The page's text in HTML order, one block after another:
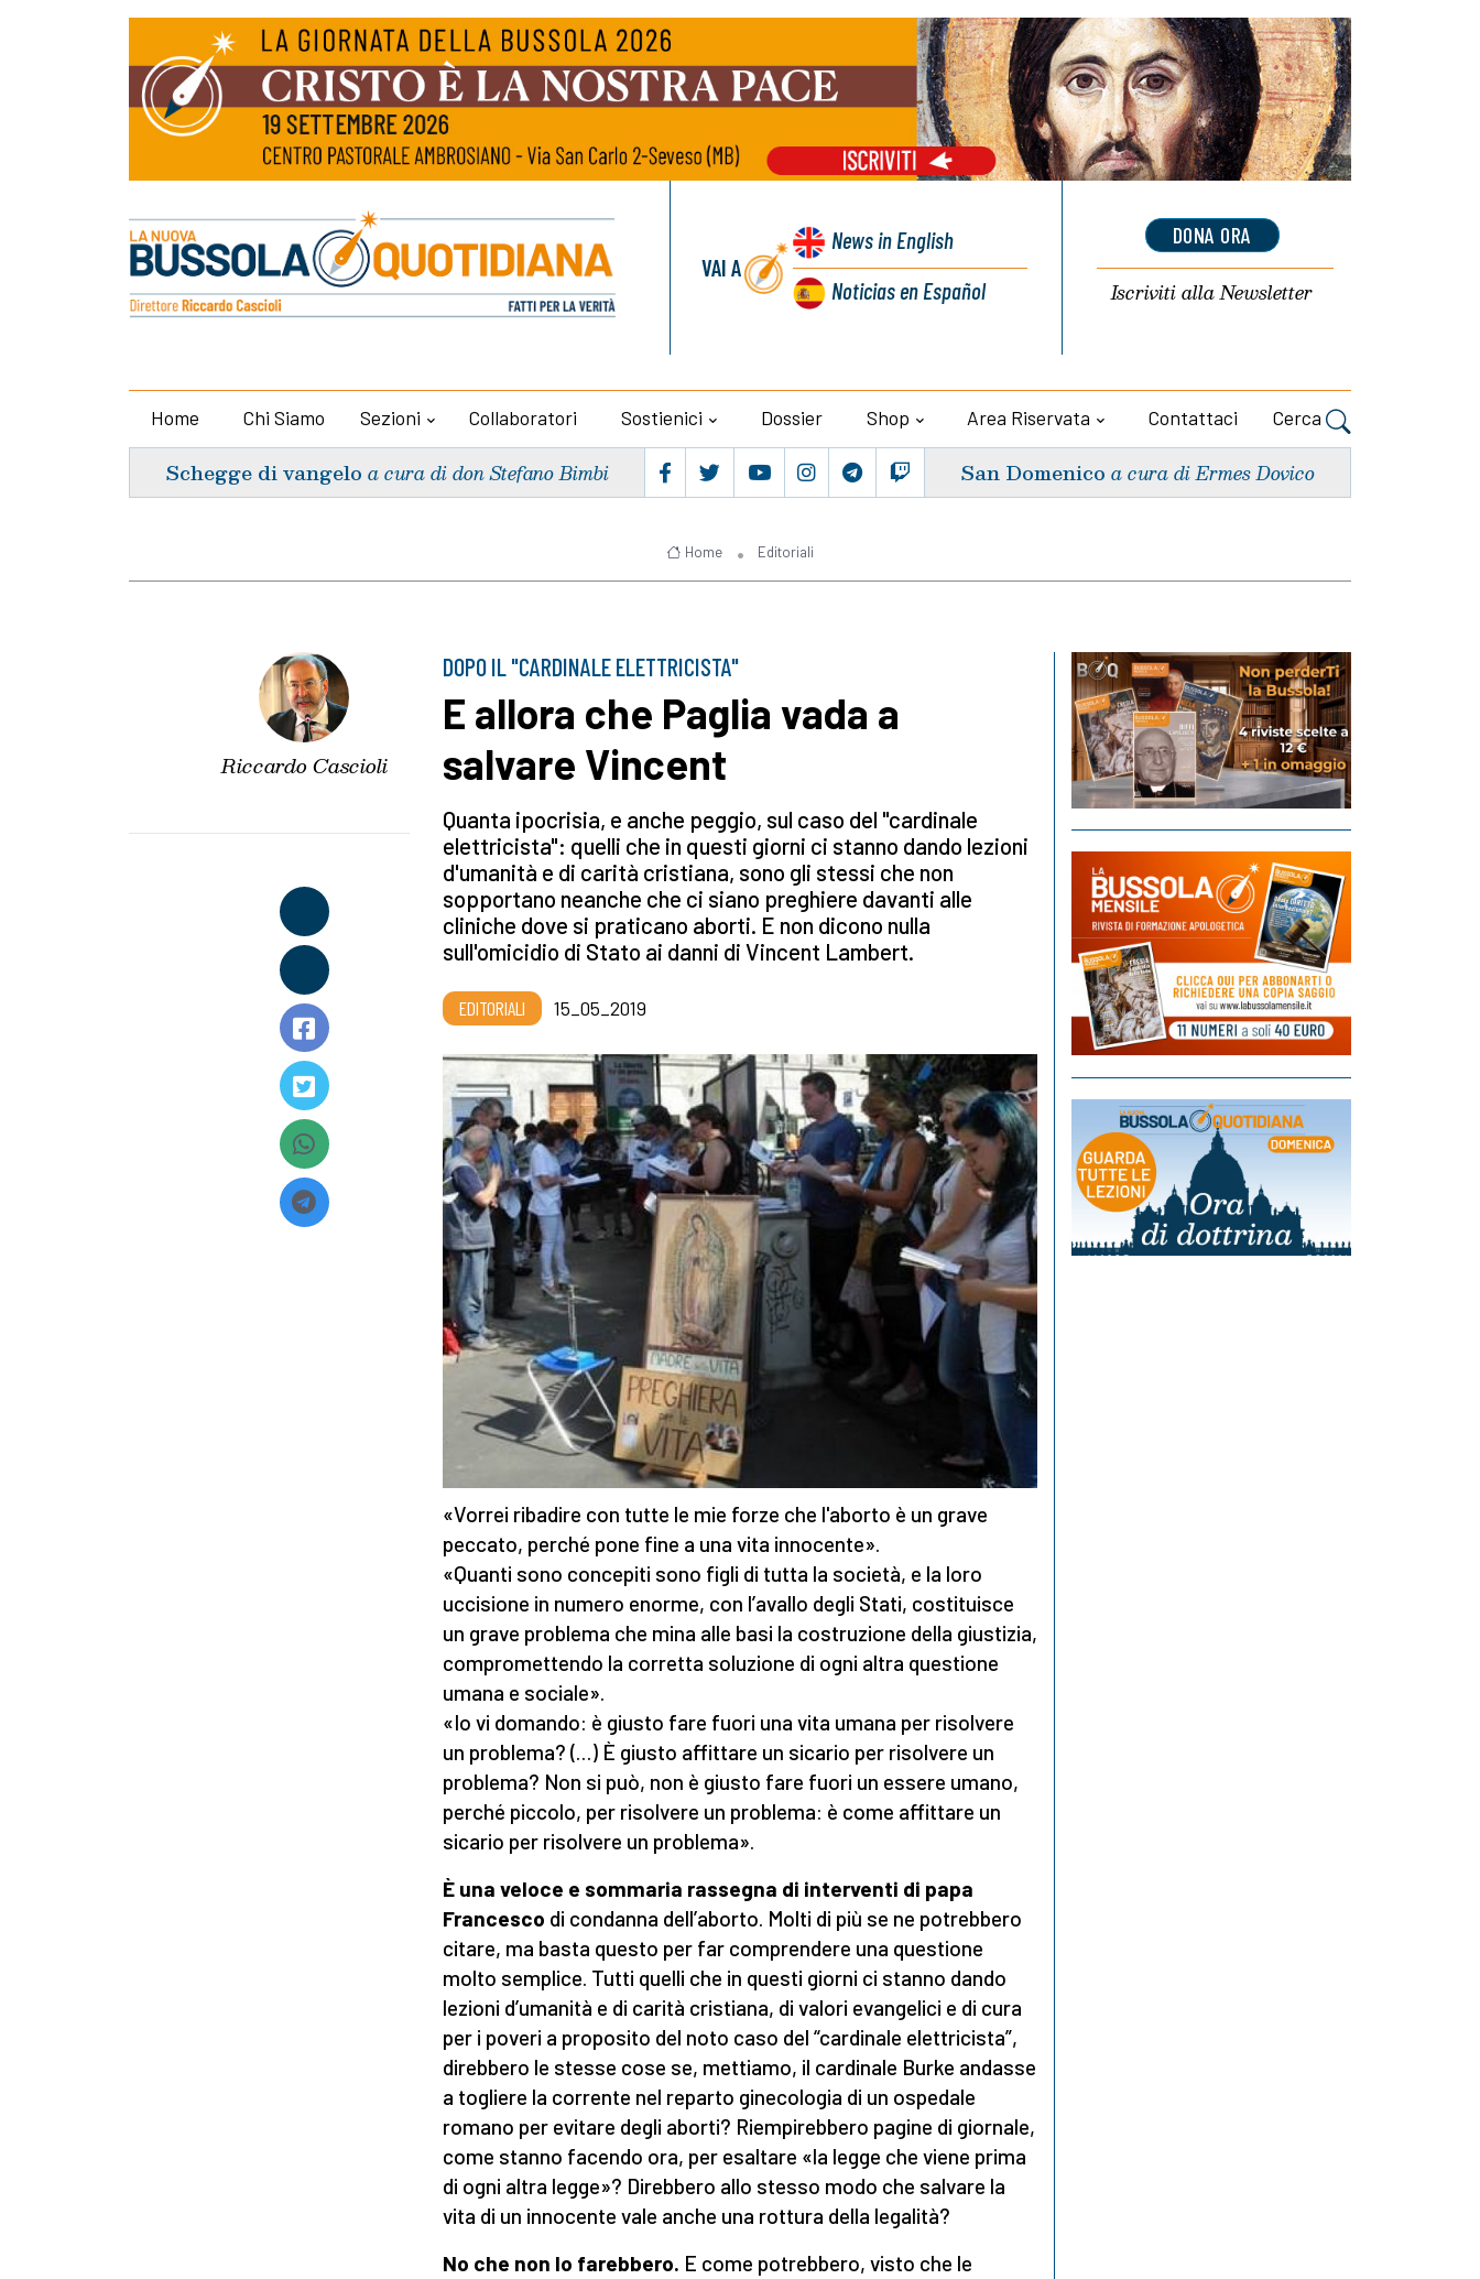
VAI A
Newsin English
Noticiasen Español
DONA ORA
Iscriviti allaNewsletter
Home Chi Siamo Sezioni Collaboratori Sostienici Dossier Shop Area Riservata Contattaci Cerca
Schegge di vangelo a cura di don Stefano Bimbi San Domenico a cura di Ermes Dovico
Home Editoriali
Riccardo Cascioli
DOPO IL "CARDINALE ELETTRICISTA"
E allora che Paglia vada a
salvare Vincent
Quanta ipocrisia, e anche peggio, sul caso del "cardinale
elettricista": quelli che in questi giorni ci stanno dando lezioni
d'umanità e di carità cristiana, sono gli stessi che non
sopportano neanche che ci siano preghiere davanti alle
cliniche dove si praticano aborti. E non dicono nulla
sull'omicidio di Stato ai danni di Vincent Lambert.
EDITORIALI 15_05_2019
«Vorrei ribadire con tutte le mie forze che l'aborto è un grave
peccato, perché pone fine a una vita innocente».
«Quanti sono concepiti sono figli di tutta la società, e la loro
uccisione in numero enorme, con l’avallo degli Stati, costituisce
un grave problema che mina alle basi la costruzione della giustizia,
compromettendo la corretta soluzione di ogni altra questione
umana e sociale».
«Io vi domando: è giusto fare fuori una vita umana per risolvere
un problema? (…) È giusto affittare un sicario per risolvere un
problema? Non si può, non è giusto fare fuori un essere umano,
perché piccolo, per risolvere un problema: è come affittare un
sicario per risolvere un problema».
È una veloce e sommaria rassegna di interventi di papa
Francesco di condanna dell’aborto. Molti di più se ne potrebbero
citare, ma basta questo per far comprendere una questione
molto semplice. Tutti quelli che in questi giorni ci stanno dando
lezioni d’umanità e di carità cristiana, di valori evangelici e di cura
per i poveri a proposito del noto caso del “cardinale elettricista”,
direbbero le stesse cose se, mettiamo, il cardinale Burke andasse
a togliere la corrente nel reparto ginecologia di un ospedale
romano per evitare degli aborti? Riempirebbero pagine di giornale,
come stanno facendo ora, per esaltare «la legge che viene prima
di ogni altra legge»? Direbbero allo stesso modo che salvare la
vita di un innocente vale anche una rottura della legalità?
No che non lo farebbero. E come potrebbero, visto che le